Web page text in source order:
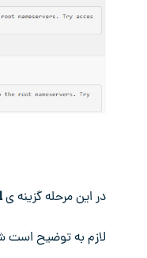
در این مرحله گزینه ی
لازم به توضیح است